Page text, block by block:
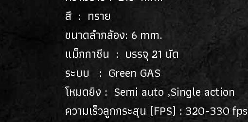
สี : ทราย
ขนาดลำกล้อง: 6 mm.
แม็กกาซีน : บรรจุ 21 นัด
ระบบ : Green GAS
โหมดยิง : Semi auto ,Single action
ความเร็วลูกกระสุน (FPS) : 320-330 fps